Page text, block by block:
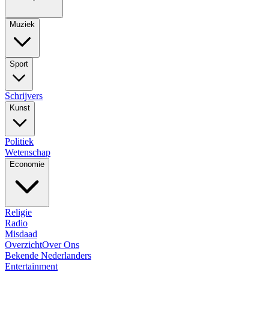
Muziek
Sport
Schrijvers
Kunst
Politiek
Wetenschap
Economie
Religie
Radio
Misdaad
OverzichtOver Ons
Bekende Nederlanders
Entertainment